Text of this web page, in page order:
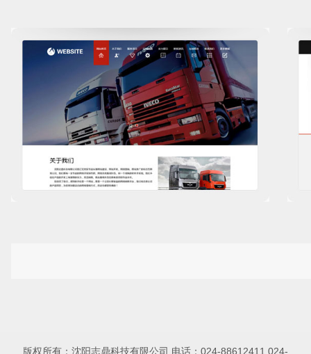
版权所有：沈阳志鼎科技有限公司 电话：024-88612411 024-